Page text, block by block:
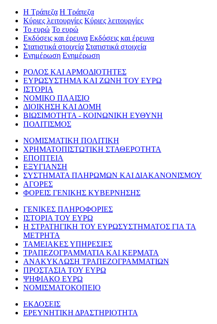
Η Τράπεζα Η Τράπεζα
Κύριες λειτουργίες Κύριες λειτουργίες
Το ευρώ Το ευρώ
Εκδόσεις και έρευνα Εκδόσεις και έρευνα
Στατιστικά στοιχεία Στατιστικά στοιχεία
Ενημέρωση Ενημέρωση
ΡΟΛΟΣ ΚΑΙ ΑΡΜΟΔΙΟΤΗΤΕΣ
ΕΥΡΩΣΥΣΤΗΜΑ ΚΑΙ ΖΩΝΗ ΤΟΥ ΕΥΡΩ
ΙΣΤΟΡΙΑ
ΝΟΜΙΚΟ ΠΛΑΙΣΙΟ
ΔΙΟΙΚΗΣΗ ΚΑΙ ΔΟΜΗ
ΒΙΩΣΙΜΟΤΗΤΑ - ΚΟΙΝΩΝΙΚΗ ΕΥΘΥΝΗ
ΠΟΛΙΤΙΣΜΟΣ
ΝΟΜΙΣΜΑΤΙΚΗ ΠΟΛΙΤΙΚΗ
ΧΡΗΜΑΤΟΠΙΣΤΩΤΙΚΗ ΣΤΑΘΕΡΟΤΗΤΑ
ΕΠΟΠΤΕΙΑ
ΕΞΥΓΙΑΝΣΗ
ΣΥΣΤΗΜΑΤΑ ΠΛΗΡΩΜΩΝ ΚΑΙ ΔΙΑΚΑΝΟΝΙΣΜΟΥ
ΑΓΟΡΕΣ
ΦΟΡΕΙΣ ΓΕΝΙΚΗΣ ΚΥΒΕΡΝΗΣΗΣ
ΓΕΝΙΚΕΣ ΠΛΗΡΟΦΟΡΙΕΣ
ΙΣΤΟΡΙΑ ΤΟΥ ΕΥΡΩ
Η ΣΤΡΑΤΗΓΙΚΗ ΤΟΥ ΕΥΡΩΣΥΣΤΗΜΑΤΟΣ ΓΙΑ ΤΑ
ΜΕΤΡΗΤΑ
ΤΑΜΕΙΑΚΕΣ ΥΠΗΡΕΣΙΕΣ
ΤΡΑΠΕΖΟΓΡΑΜΜΑΤΙΑ ΚΑΙ ΚΕΡΜΑΤΑ
ΑΝΑΚΥΚΛΩΣΗ ΤΡΑΠΕΖΟΓΡΑΜΜΑΤΙΩΝ
ΠΡΟΣΤΑΣΙΑ ΤΟΥ ΕΥΡΩ
ΨΗΦΙΑΚΟ ΕΥΡΩ
ΝΟΜΙΣΜΑΤΟΚΟΠΕΙΟ
ΕΚΔΟΣΕΙΣ
ΕΡΕΥΝΗΤΙΚΗ ΔΡΑΣΤΗΡΙΟΤΗΤΑ